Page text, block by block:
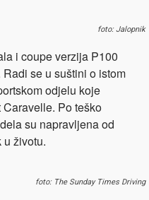
foto: Jalopnik
i coupe verzija P100
se u suštini o istom
odjelu koje
Po teško
su napravljena od
životu.
foto: The Sunday Times Driving